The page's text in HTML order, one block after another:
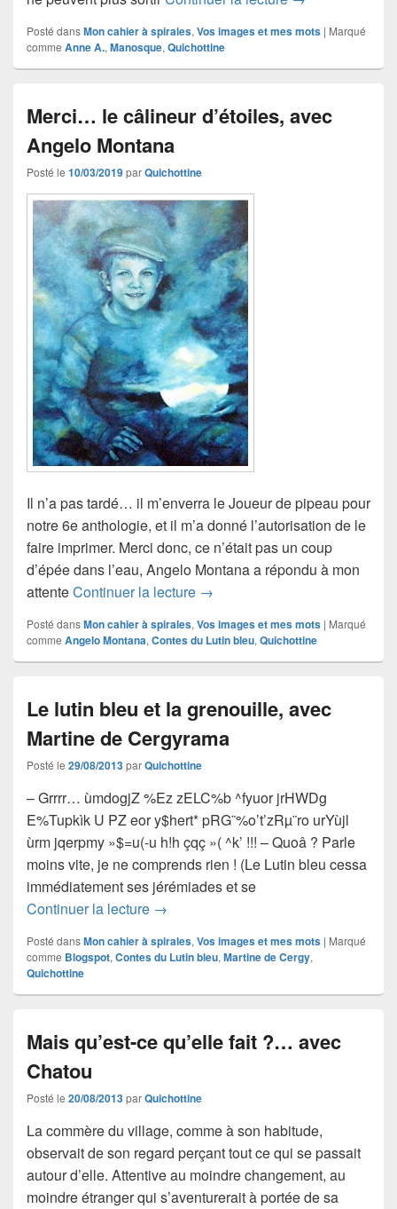
Posté dansMon cahier à spirales, Vos images et mes mots | Marqué
comme Anne A., Manosque, Quichottine
Merci… le câlineur d’étoiles, avec
Angelo Montana
Posté le 10/03/2019parQuichottine
Il n’a pas tardé… il m’enverra le Joueur de pipeau pour
notre 6e anthologie, et il m’a donné l’autorisation de le
faire imprimer. Merci donc, ce n’était pas un coup
d’épée dans l’eau, Angelo Montana a répondu à mon
attenteContinuer la lecture Merci… le câlineur d’étoiles,
→
Posté dansMon cahier à spirales, Vos images et mes mots | Marqué
comme Angelo Montana, Contes du Lutin bleu, Quichottine
Le lutin bleu et la grenouille, avec
Martine de Cergyrama
Posté le 29/08/2013parQuichottine
– Grrrr… ùmdogjZ %Ez zELC%b ^fyuor jrHWDg
E%Tupkìk U PZ eor y$hert* pRG¨%o’t’zRµ¨ro urYùjl
ùrm jqerpmy »$=u(-u h!h çqç »( ^k’ !!! – Quoâ ? Parle
moins vite, je ne comprends rien ! (Le Lutin bleu cessa
immédiatement ses jérémiades et se
Continuer la lecture Le lutin bleu et la grenouille, avec
→
Posté dansMon cahier à spirales, Vos images et mes mots | Marqué
comme Blogspot, Contes du Lutin bleu, Martine de Cergy,
Quichottine
Mais qu’est-ce qu’elle fait ?… avec
Chatou
Posté le 20/08/2013parQuichottine
La commère du village, comme à son habitude,
observait de son regard perçant tout ce qui se passait
autour d’elle. Attentive au moindre changement, au
moindre étranger qui s’aventurerait à portée de sa